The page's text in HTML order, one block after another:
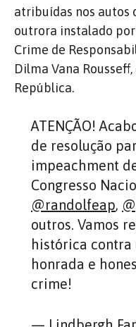
atribuídas nos autos
outrora instalado
Crime de
Dilma Vana
República.
ATENÇÃO!
de resolução
impeachment
Congresso
@randolfeap,
outros. Vamos
histórica contra
honrada e
crime!